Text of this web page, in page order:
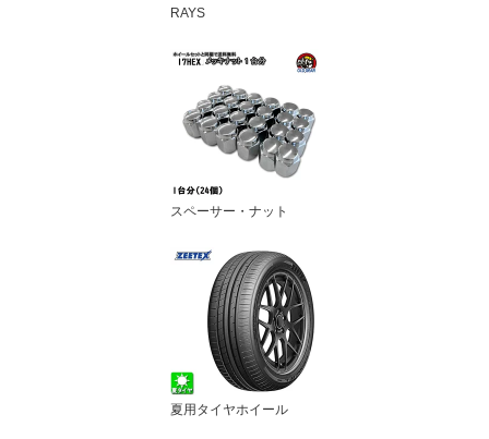
RAYS
スペーサー・ナット
夏用タイヤホイール